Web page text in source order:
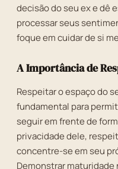
decisão do seu ex e dê
processar seus
foque em cuidar de si
A Importância de
Respeitar o espaço do
fundamental para
seguir em frente de
privacidade dele,
concentre-se em seu
Demonstrar